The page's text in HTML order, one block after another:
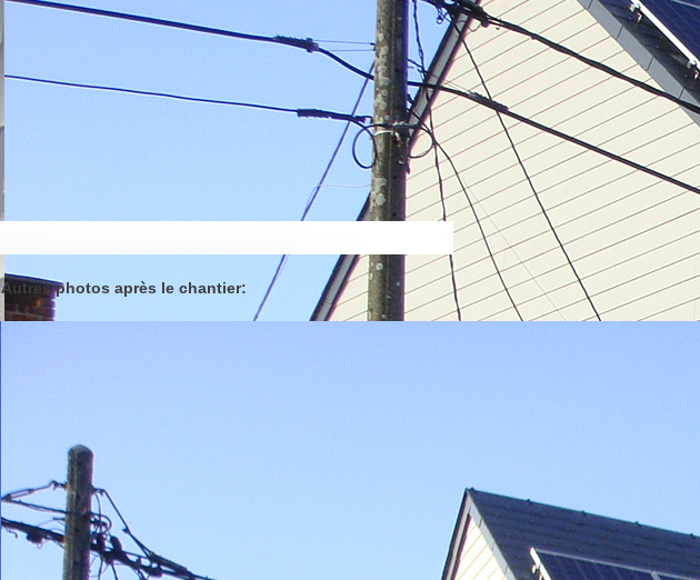
Autres photos après le chantier: